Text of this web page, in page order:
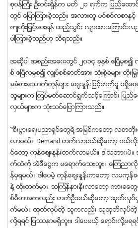
စု၀န္ႀကီး ဦး၀င္းရွိန္က မတ္ ၂၁ ရက္က ျပည္ေထ
တြင္ ေျပာၾကားခဲ့သည္။ အလားတူ ပင္စင္လစာ
က်တိုးျမႇင့္ေပးရန္ ထည့္သြင္း လ်ာထားေၾကာင္း
ပာၾကားခဲ့သည္ဟု သိရသည္။
အဆိုပါ အစည္းအေ၀းတြင္ ၂၀၁၄ ခုႏွစ္ ဧၿပီမွစ၍ လစ
စ္ ဧၿပီလမွစ၍ လွ်ပ္စစ္ဓာတ္အား သံုးစြဲခမ်ား တိုးျမ
ခခံစားေသာက္ကုန္မ်ား ေစ်းႏႈန္းျမင့္တက္မႈ မရွိ
သူမ်ားက ၾကပ္မတ္ေဆာင္ရြက္သင့္ေၾကာင္း ျပ
လွယ္မ်ားက သံုးသပ္ေျပာၾကားသည္။
“စီးပြားေရးပညာရွင္ေတြရဲ႔ အျမင္ကေတာ့ လစ
လာမယ္။ Demand တက္လာမယ္ဆုိေတာ့ ၀ယ္လိုအာ
င္ေတာ့ ကုန္ေစ်းႏႈန္းတက္လာမယ္။ ဒါသဘာ၀ပဲ
က္ထဲကို အဲဒီေငြက မေရာက္ေသးဘူး။ ေၾကည
န္မွရမယ္။ ဒါေပမဲ့ ကုန္ေစ်းႏႈန္းကေတာ့ လမကုန္
နဲ႔ ထိုးတက္မွာ။ သၾကၤန္နားနီးလာေတာ့ ကား
စ္မီတာခကလည္း တက္ဦးမယ္ဆိုေတာ့ ထုတ္လုပ္မႈအ
က္မယ္။ ထုတ္လုပ္တဲ့ သူကလည္း သူထုတ္လုပ္တဲ့ ပစ
လို႔ရရင္ ျပႆနာမရွိဘူး။ ဒါေပမယ့္ ေရာင္းလို႔မ